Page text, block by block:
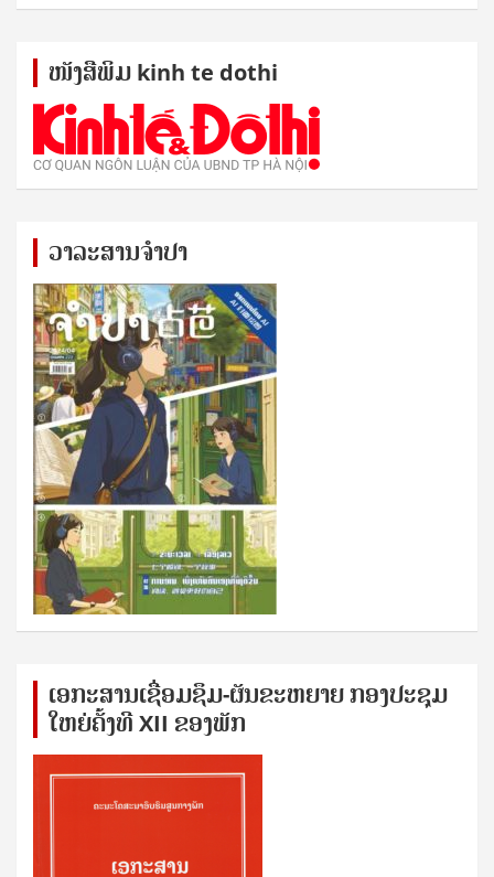
ໜັງ​ສື​ພິມ kinh te dothi
ວາລະສານຈຳປາ
ເອກ​ະ​ສານ​ເຊ​ື່ອມ​ຊ​ຶມ-ຜັນ​ຂະ​ຫ​ຍາຍ ກອງ​ປະ​ຊຸມ​
ໃຫຍ່​ຄັ້ງ​ທີ XII ຂອງ​ພັກ